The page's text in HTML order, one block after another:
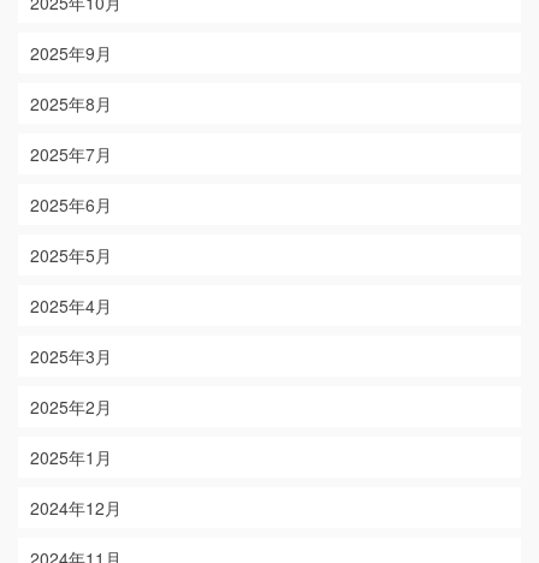
2025年9月
2025年8月
2025年7月
2025年6月
2025年5月
2025年4月
2025年3月
2025年2月
2025年1月
2024年12月
2024年11月